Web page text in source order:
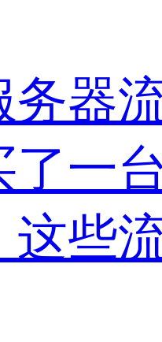
务器
了一
这些